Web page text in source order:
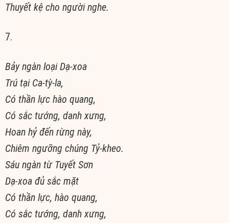
Thuyết kệ cho người nghe.
7.
Bảy ngàn loại Dạ-xoa
Trú tại Ca-tỳ-la,
Có thần lực hào quang,
Có sắc tướng, danh xưng,
Hoan hỷ đến rừng này,
Chiêm ngưỡng chúng Tỷ-kheo.
Sáu ngàn từ Tuyết Sơn
Dạ-xoa đủ sắc mặt
Có thần lực, hào quang,
Có sắc tướng, danh xưng,